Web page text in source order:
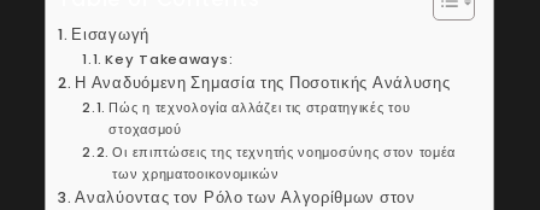
Εισαγωγή
Key Takeaways:
Η Αναδυόμενη Σημασία της Ποσοτικής Ανάλυσης
Πώς η τεχνολογία αλλάζει τις στρατηγικές του
στοχασμού
Οι επιπτώσεις της τεχνητής νοημοσύνης στον τομέα
των χρηματοοικονομικών
Αναλύοντας τον Ρόλο των Αλγορίθμων στον